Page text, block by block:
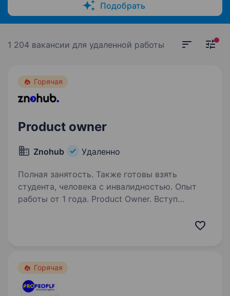
Подобрать
1 204 вакансии для удаленной работы
Горячая
Product owner
Znohub Удаленно
Полная занятость. Также готовы взять
студента, человека с инвалидностью. Опыт
работы от 1 года. Product Owner. Вступ
п’ять років із…
Горячая